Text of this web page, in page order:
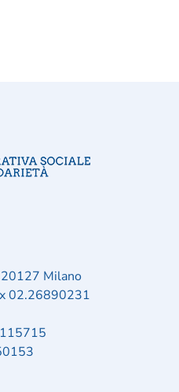
20127 Milano
02.26890231